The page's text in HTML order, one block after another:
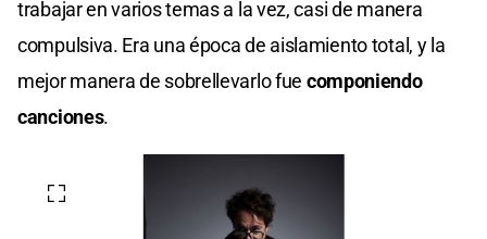
trabajar en varios temas a la vez, casi de manera
compulsiva. Era una época de aislamiento total, y la
mejor manera de sobrellevarlo fue componiendo
canciones.